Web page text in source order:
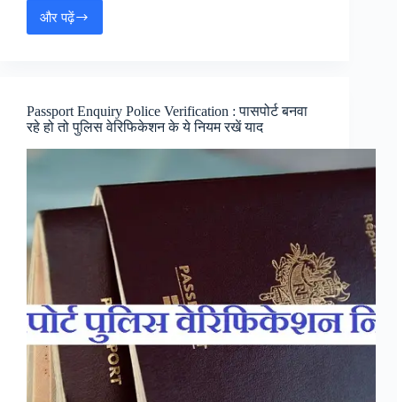
और पढ़ेंनैनीताल
Aas
Paas
Ghumne
Passport Enquiry Police Verification : पासपोर्ट बनवा
रहे हो तो पुलिस वेरिफिकेशन के ये नियम रखें याद